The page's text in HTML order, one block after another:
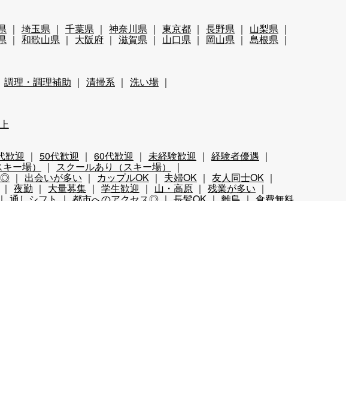
埼玉県 千葉県 神奈川県 東京都 長野県 山梨県
和歌山県 大阪府 滋賀県 山口県 岡山県 島根県
調理・調理補助 清掃系 洗い場
歓迎 50代歓迎 60代歓迎 未経験歓迎 経験者優遇
ー場） スクールあり（スキー場）
◎ 出会いが多い カップルOK 夫婦OK 友人同士OK
夜勤 大量募集 学生歓迎 山・高原 残業が多い
通しシフト 都市へのアクセス◎ 長髪OK 離島 食費無料